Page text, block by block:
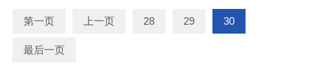
第一页 上一页 28 29 30
最后一页